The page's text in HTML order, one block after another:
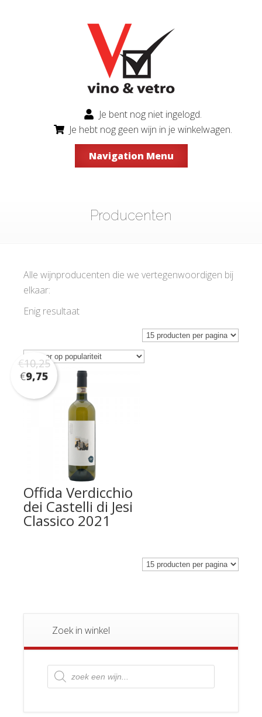
Je bent nog niet ingelogd.
Je hebt nog geen wijn in je winkelwagen.
Navigation Menu
Producenten
Alle wijnproducenten die we vertegenwoordigen bij
elkaar:
Enig resultaat
Offida Verdicchio
dei Castelli di Jesi
Classico 2021
€10,25
€9,75
Zoek in winkel
Producten
zoeken